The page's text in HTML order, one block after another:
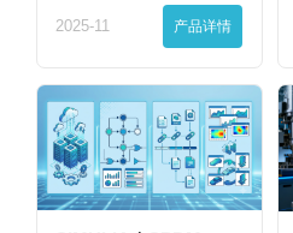
2025-11 产品详情